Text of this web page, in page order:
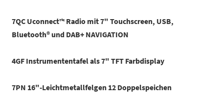
7QC Uconnect™ Radio mit 7" Touchscreen, USB,
Bluetooth® und DAB+ NAVIGATION
4GF Instrumententafel als 7" TFT Farbdisplay
7PN 16"-Leichtmetallfelgen 12 Doppelspeichen